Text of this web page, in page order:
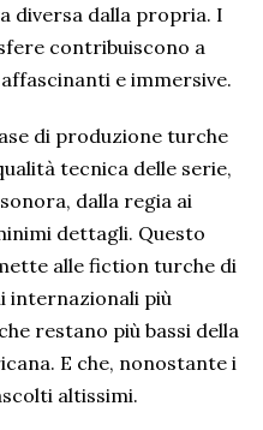
diversa dalla propria. I
contribuiscono a
e immersive.
di produzione turche
tecnica delle serie,
dalla regia ai
dettagli. Questo
alle fiction turche di
internazionali più
restano più bassi della
E che, nonostante i
altissimi.